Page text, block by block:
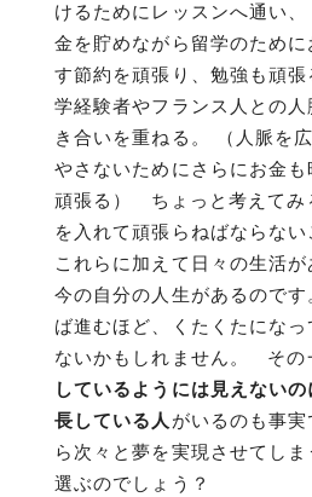
けるためにレッスンへ通い
金を貯めながら留学のために
す節約を頑張り、勉強も頑
学経験者やフランス人との
き合いを重ねる。 （人脈を
やさないためにさらにお金
頑張る） ちょっと考えてみ
を入れて頑張らねばならない
これらに加えて日々の生活が
今の自分の人生があるので
ば進むほど、くたくたにな
ないかもしれません。 その
しているようには見えない
長している人 がいるのも事
ら次々と夢を実現させてし
選ぶのでしょう？